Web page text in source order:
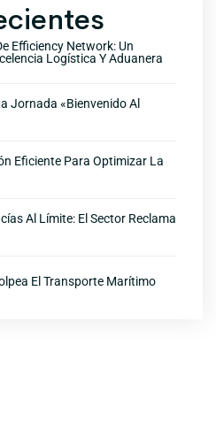
Efficiency Network: Un
Logística Y Aduanera
Jornada «Bienvenido Al
Eficiente Para Optimizar La
Al Límite: El Sector Reclama
El Transporte Marítimo